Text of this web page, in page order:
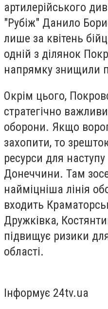
артилерійського
"Рубіж" Данило
лише за квітень
одній з ділянок
напрямку знищили
Окрім цього,
стратегічно
оборони. Якщо
захопити, то
ресурси для наступу
Донеччини. Там
найміцніша лінія
входить
Дружківка,
підвищує ризики
області.
Інформує 24tv.ua